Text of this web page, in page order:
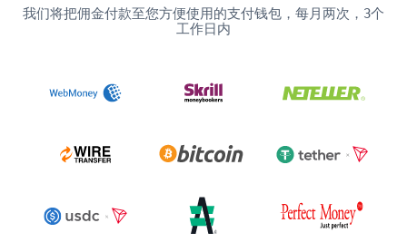
我们将把佣金付款至您方便使用的支付钱包，每月两次，3个
工作日内